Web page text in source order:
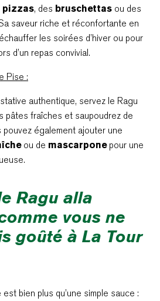
pizzas, des bruschettas ou des
saveur riche et réconfortante en
les soirées d’hiver ou pour
d’un repas convivial.
Pise :
authentique, servez le Ragu
pâtes fraîches et saupoudrez de
pouvez également ajouter une
ou de mascarponepour une
Ragu alla
vous ne
goûté à La Tour
bien plus qu’une simple sauce :